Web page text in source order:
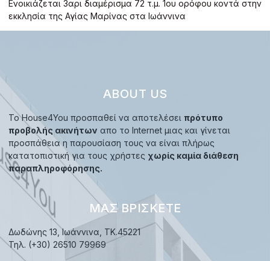
Ενοικιάζεται 3αρι διαμέρισμα 72 τ.μ. 1ου ορόφου κοντά στην
εκκλησία της Αγίας Μαρίνας στα Ιωάννινα
ABOUT US
Το House4You προσπαθεί να αποτελέσει πρότυπο
προβολής ακινήτων απο το Internet μιας και γίνεται
προσπάθεια η παρουσίαση τους να είναι πλήρως
κατατοπιστική για τους χρήστες χωρίς καμία διάθεση
παραπληροφόρησης.
ΜΑΣ ΒΡΊΣΚΕΤΕ
Δωδώνης 13, Ιωάννινα, TK.45221
Τηλ. (+30) 26510 79969